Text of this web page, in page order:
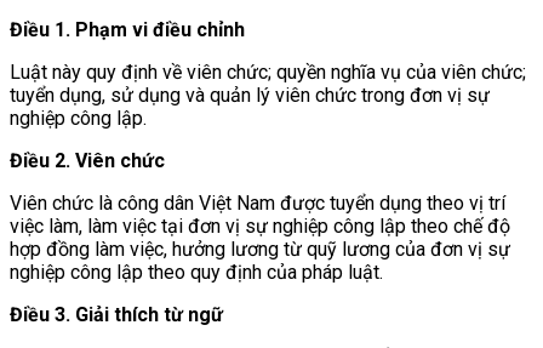
Điều 1. Phạm vi điều chỉnh
Luật này quy định về viên chức; quyền nghĩa vụ của viên chức;
tuyển dụng, sử dụng và quản lý viên chức trong đơn vị sự
nghiệp công lập.
Điều 2. Viên chức
Viên chức là công dân Việt Nam được tuyển dụng theo vị trí
việc làm, làm việc tại đơn vị sự nghiệp công lập theo chế độ
hợp đồng làm việc, hưởng lương từ quỹ lương của đơn vị sự
nghiệp công lập theo quy định của pháp luật.
Điều 3. Giải thích từ ngữ